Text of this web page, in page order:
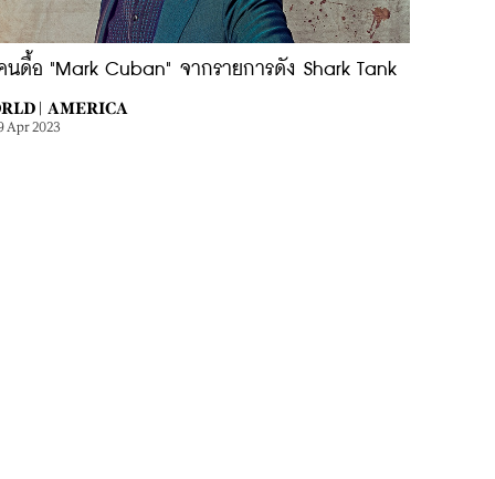
นดื้อ "Mark Cuban" จากรายการดัง Shark Tank
| AMERICA
Apr 2023